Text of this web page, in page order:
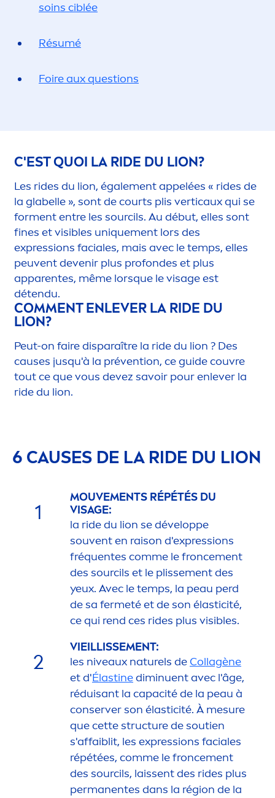
soins ciblée
Résumé
Foire aux questions
C'EST QUOI LA RIDE DU LION?
Les rides du lion, également appelées « rides de
la glabelle », sont de courts plis verticaux qui se
forment entre les sourcils. Au début, elles sont
fines et visibles uniquement lors des
expressions faciales, mais avec le temps, elles
peuvent devenir plus profondes et plus
apparentes, même lorsque le visage est
détendu.
COMMENT ENLEVER LA RIDE DU
LION?
Peut-on faire disparaître la ride du lion ? Des
causes jusqu'à la prévention, ce guide couvre
tout ce que vous devez savoir pour enlever la
ride du lion.
6 CAUSES DE LA RIDE DU LION
1
MOUVEMENTS RÉPÉTÉS DU
VISAGE:
la ride du lion se développe
souvent en raison d'expressions
fréquentes comme le froncement
des sourcils et le plissement des
yeux. Avec le temps, la peau perd
de sa fermeté et de son élasticité,
ce qui rend ces rides plus visibles.
2
VIEILLISSEMENT:
les niveaux naturels de Collagène
et d'Élastinediminuent avec l'âge,
réduisant la capacité de la peau à
conserver son élasticité. À mesure
que cette structure de soutien
s'affaiblit, les expressions faciales
répétées, comme le froncement
des sourcils, laissent des rides plus
permanentes dans la région de la